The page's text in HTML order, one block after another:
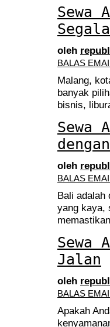
Sewa
oleh
BALAS
Malang,
banyak
bisnis,
Sewa
oleh
BALAS
Bali adalah
yang kaya,
Sewa
Jalan
oleh
BALAS
Apakah